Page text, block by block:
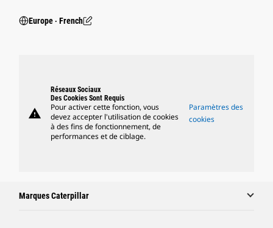
Europe ‧ French
warning
Réseaux Sociaux
Des Cookies Sont Requis
Pour activer cette fonction, vous
devez accepter l'utilisation de cookies
à des fins de fonctionnement, de
performances et de ciblage.
Paramètres des
cookies
Marques Caterpillar